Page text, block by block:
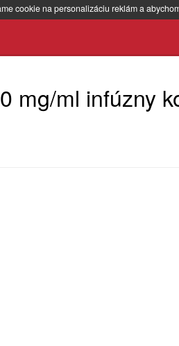
cookie na personalizáciu reklám a
mg/ml infúzny